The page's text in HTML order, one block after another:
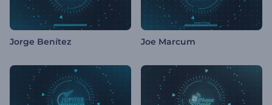
Jorge Benítez Joe Marcum